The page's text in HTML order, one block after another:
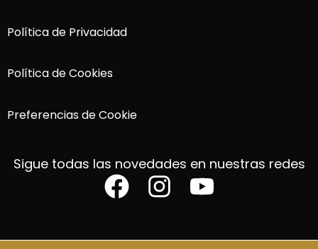
Política de Privacidad
Política de Cookies
Preferencias de Cookie
Sigue todas las novedades en nuestras redes